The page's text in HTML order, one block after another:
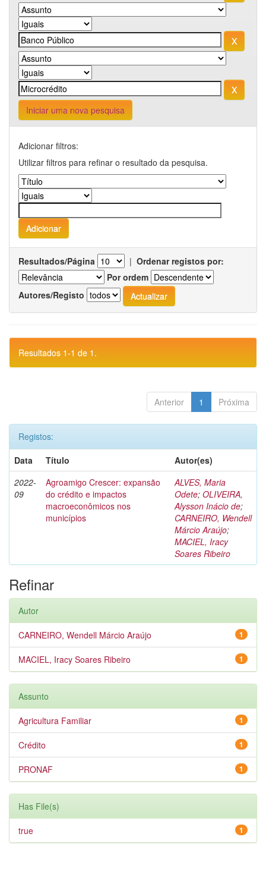
Iniciar uma nova pesquisa
Adicionar filtros:
Utilizar filtros para refinar o resultado da pesquisa.
Resultados/Página | Ordenar registos por:
Por ordem
Autores/Registo
Resultados 1-1 de 1.
Anterior 1 Próxima
Registos:
Data
Título
Autor(es)
2022-
09
Agroamigo Crescer: expansão
do crédito e impactos
macroeconômicos nos
municípios
ALVES, Maria
Odete; OLIVEIRA,
Alysson Inácio de;
CARNEIRO, Wendell
Márcio Araújo;
MACIEL, Iracy
Soares Ribeiro
Refinar
Autor
1
CARNEIRO, Wendell Márcio Araújo
1
MACIEL, Iracy Soares Ribeiro
Assunto
1
Agricultura Familiar
1
Crédito
1
PRONAF
Has File(s)
1
true